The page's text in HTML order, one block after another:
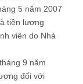
5 năm 2007
tiền lương
viên do Nhà
9 năm
đối với